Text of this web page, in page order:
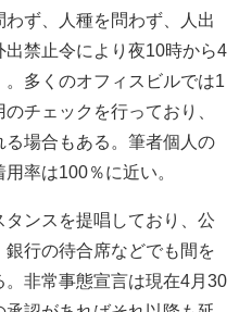
ず、人種を問わず、人出
禁止令により夜10時から4
多くのオフィスビルでは1
チェックを行っており、
場合もある。筆者個人の
率は100％に近い。
ンスを提唱しており、公
行の待合席などでも間を
非常事態宣言は現在4月30